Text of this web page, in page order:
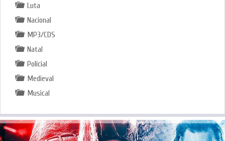
Luta
Nacional
MP3/CDS
Natal
Policial
Medieval
Musical